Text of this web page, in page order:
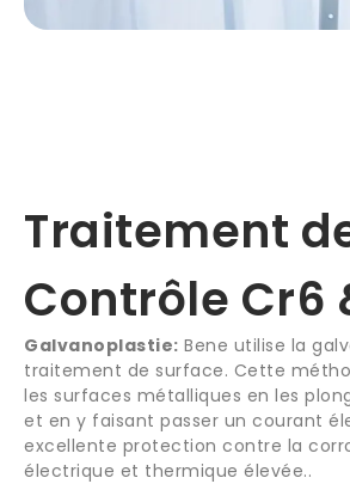
Traitement
Contrôle Cr6
Galvanoplastie: Bene utilise la
traitement de surface. Cette
les surfaces métalliques en les
et en y faisant passer un courant
excellente protection contre la
électrique et thermique élevée..